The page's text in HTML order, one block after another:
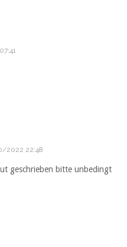
2022 22:48
geschrieben bitte unbedingt